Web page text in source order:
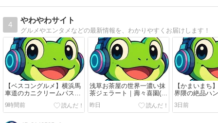
4
やわやわサイト
グルメやエンタメなどの最新情報を、わかりやすくお届けします！
【ベスコングルメ】横浜馬
車道のカニクリームパスタ
｜イタリアンバルアミーゴ
9時間前
浅草お茶屋の世界一濃い抹
茶ジェラート｜壽々喜園(す
ずきえん)浅草本店
昨日
【かまいまち
界隈の絶品ハ
マンチズバー
3日前